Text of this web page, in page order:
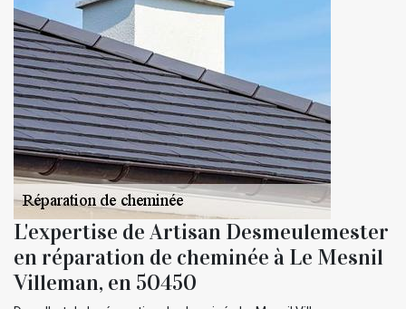
L'expertise de Artisan Desmeulemester
en réparation de cheminée à Le Mesnil
Villeman, en 50450